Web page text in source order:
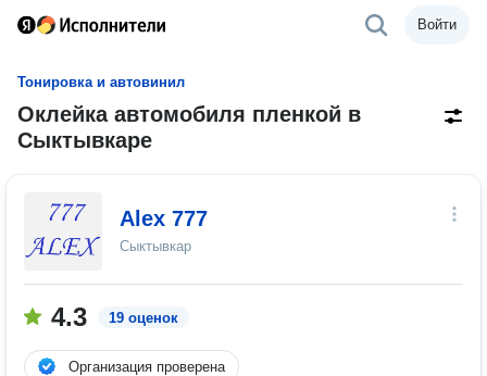
Войти
Тонировка и автовинил
Оклейка автомобиля пленкой в
Сыктывкаре
Alex 777
Сыктывкар
4.3 19 оценок
Организация проверена